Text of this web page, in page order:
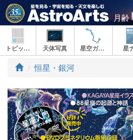
月齢
トピックス 天体写真 星空ガイド 星
ト
プ
恒星・銀河